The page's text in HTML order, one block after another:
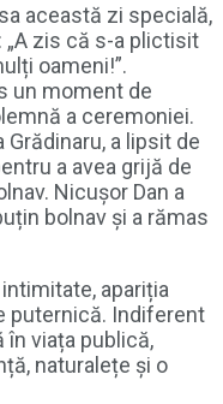
această zi specială,
„A zis că s-a plictisit
oameni!”.
un moment de
a ceremoniei.
a lipsit de
a avea grijă de
Nicușor Dan a
bolnav și a rămas
apariția
puternică. Indiferent
în viața publică,
naturalețe și o